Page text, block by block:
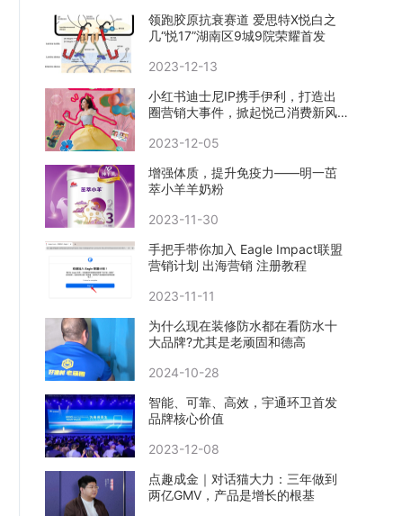
领跑胶原抗衰赛道 爱思特X悦白之
几“悦17”湖南区9城9院荣耀首发
2023-12-13
小红书迪士尼IP携手伊利，打造出
圈营销大事件，掀起悦己消费新风
2023-12-05
增强体质，提升免疫力——明一茁
萃小羊羊奶粉
2023-11-30
手把手带你加入 Eagle Impact联盟
营销计划 出海营销 注册教程
2023-11-11
​为什么现在装修防水都在看防水十
大品牌?尤其是老顽固和德高
2024-10-28
智能、可靠、高效，宇通环卫首发
品牌核心价值
2023-12-08
点趣成金｜对话猫大力：三年做到
两亿GMV，产品是增长的根基